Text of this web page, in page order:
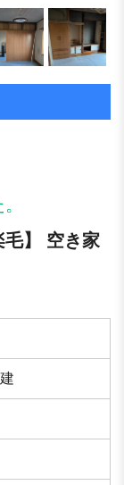
⽑】 空き家